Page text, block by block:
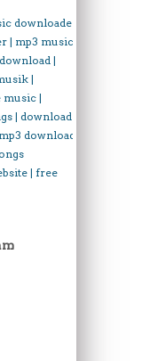
downloader
| mp3 music
|
|
music |
| download
download
| free